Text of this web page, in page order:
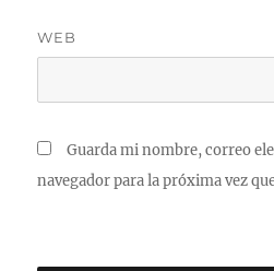
WEB
Guarda mi nombre, correo
navegador para la próxima vez